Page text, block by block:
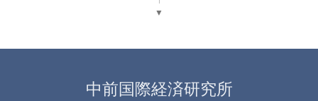
▼
中前国際経済研究所